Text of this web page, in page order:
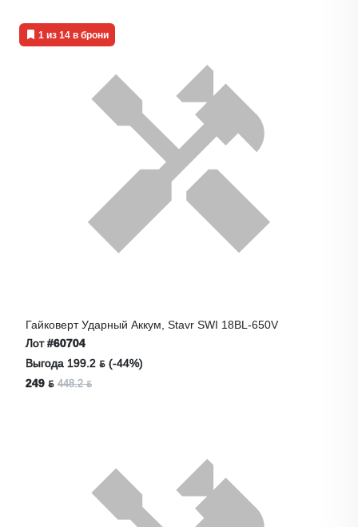
1 из 14 в брони
Гайковерт Ударный Аккум, Stavr SWI 18BL-650V
Лот#60704
Выгода 199.2 ƃ (-44%)
249 ƃ 448.2 ƃ